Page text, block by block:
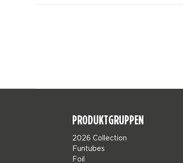
PRODUKTGRUPPEN
2026 Collection
Funtubes
Foil